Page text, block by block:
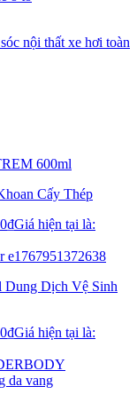
nội thất xe hơi toàn
Cấy Thép
₫Giá hiện tại là:
Dung Dịch Vệ Sinh
₫Giá hiện tại là: